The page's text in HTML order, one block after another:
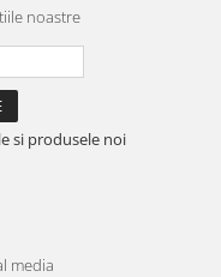
noastre
si produsele noi
media